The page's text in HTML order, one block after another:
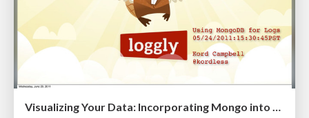
Visualizing Your Data: Incorporating Mongo into Loggly Infrastructure